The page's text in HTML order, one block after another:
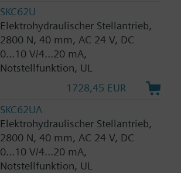
SKC62U
Elektrohydraulischer Stellantrieb,
2800 N, 40 mm, AC 24 V, DC
0...10 V/4...20 mA,
Notstellfunktion, UL
1728,45 EUR
SKC62UA
Elektrohydraulischer Stellantrieb,
2800 N, 40 mm, AC 24 V, DC
0...10 V/4...20 mA,
Notstellfunktion, UL